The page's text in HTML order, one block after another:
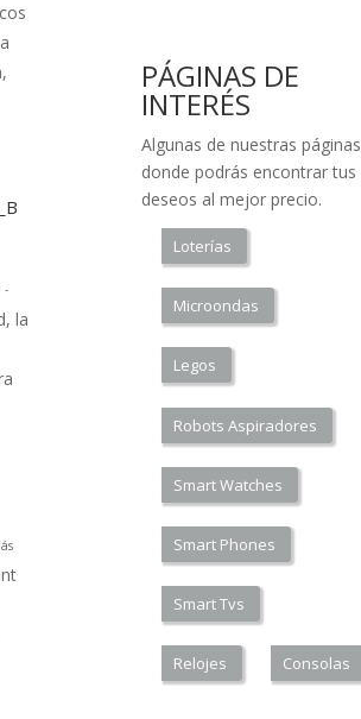
-
la
PÁGINAS DE
INTERÉS
Algunas de nuestras páginas
donde podrás encontrar tus
deseos al mejor precio.
Loterías
Microondas
Legos
Robots Aspiradores
Smart Watches
Smart Phones
Smart Tvs
Relojes Consolas